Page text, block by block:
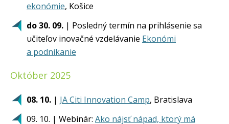
ekonómie, Košice
do 30. 09. | Posledný termín na prihlásenie sa
učiteľov inovačné vzdelávanie Ekonómi
a podnikanie
Október 2025
08. 10. | JA Citi Innovation Camp, Bratislava
09. 10. | Webinár: Ako nájsť nápad, ktorý má